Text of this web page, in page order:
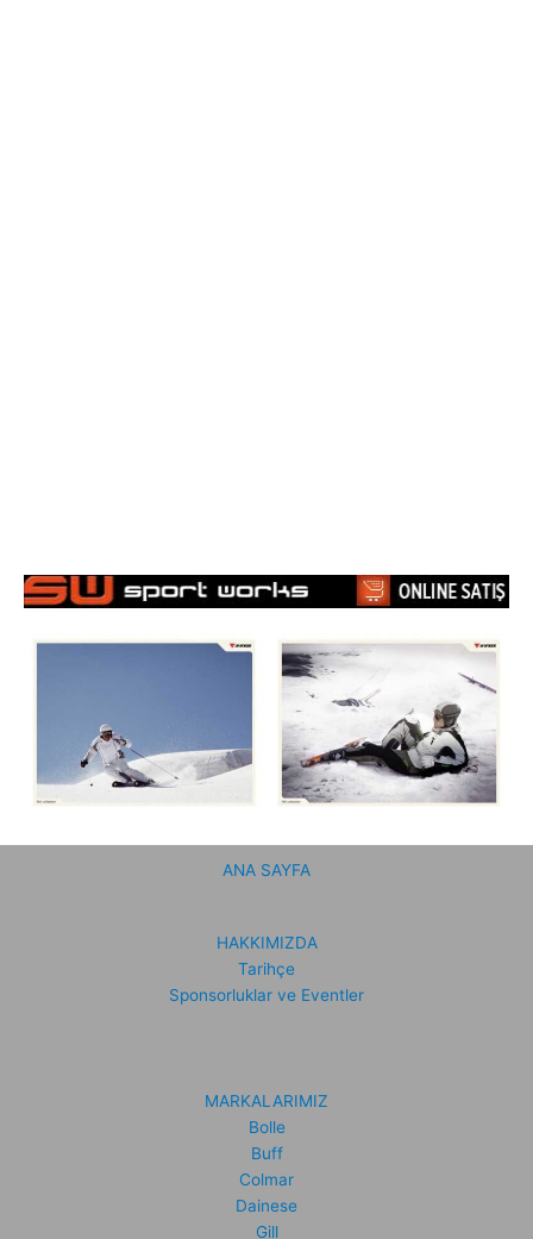
ANA SAYFA
HAKKIMIZDA
Tarihçe
Sponsorluklar ve Eventler
MARKALARIMIZ
Bolle
Buff
Colmar
Dainese
Gill